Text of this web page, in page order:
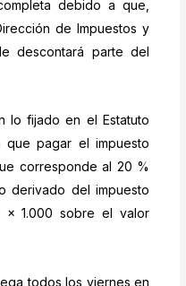
debido a que,
de Impuestos y
descontará parte del
lo fijado en el Estatuto
que pagar el impuesto
corresponde al 20 %
derivado del impuesto
x 1.000 sobre el valor